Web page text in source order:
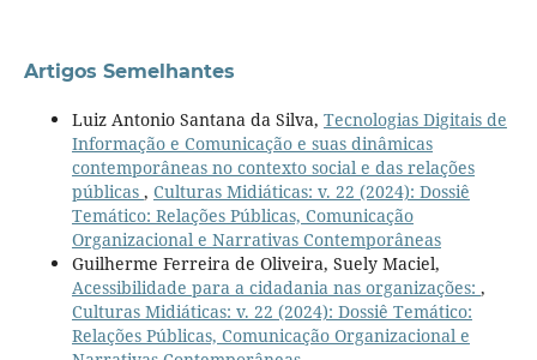
Artigos Semelhantes
Luiz Antonio Santana da Silva, Tecnologias Digitais de
Informação e Comunicação e suas dinâmicas
contemporâneas no contexto social e das relações
públicas , Culturas Midiáticas: v. 22 (2024): Dossiê
Temático: Relações Públicas, Comunicação
Organizacional e Narrativas Contemporâneas
Guilherme Ferreira de Oliveira, Suely Maciel,
Acessibilidade para a cidadania nas organizações: ,
Culturas Midiáticas: v. 22 (2024): Dossiê Temático:
Relações Públicas, Comunicação Organizacional e